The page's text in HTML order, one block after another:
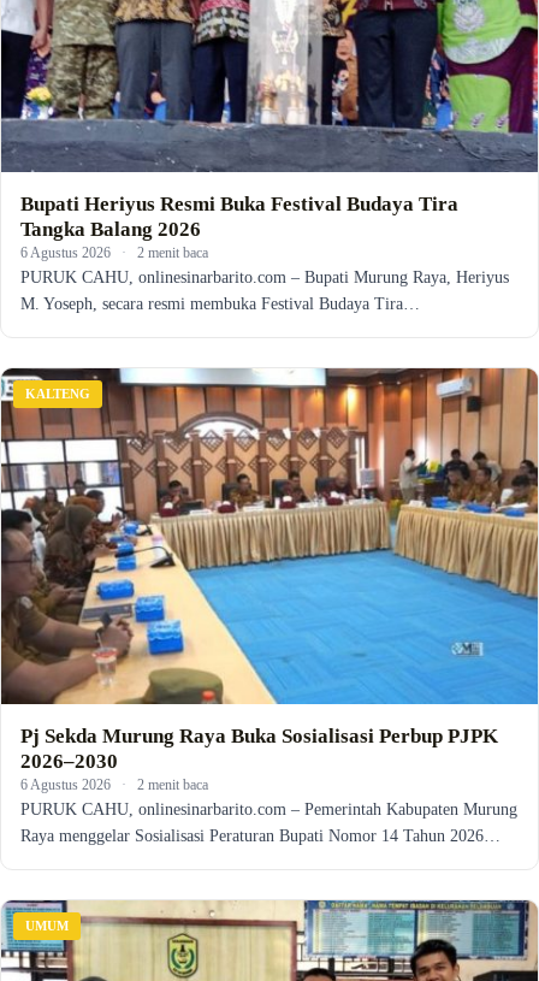
Bupati Heriyus Resmi Buka Festival Budaya Tira
Tangka Balang 2026
6 Agustus 2026 · 2 menit baca
PURUK CAHU, onlinesinarbarito.com – Bupati Murung Raya, Heriyus
M. Yoseph, secara resmi membuka Festival Budaya Tira…
KALTENG
Pj Sekda Murung Raya Buka Sosialisasi Perbup PJPK
2026–2030
6 Agustus 2026 · 2 menit baca
PURUK CAHU, onlinesinarbarito.com – Pemerintah Kabupaten Murung
Raya menggelar Sosialisasi Peraturan Bupati Nomor 14 Tahun 2026…
UMUM